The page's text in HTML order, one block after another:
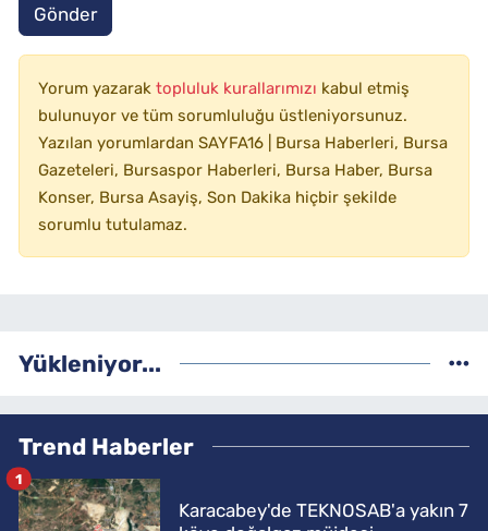
Gönder
Yorum yazarak topluluk kurallarımızı kabul etmiş
bulunuyor ve tüm sorumluluğu üstleniyorsunuz.
Yazılan yorumlardan SAYFA16 | Bursa Haberleri, Bursa
Gazeteleri, Bursaspor Haberleri, Bursa Haber, Bursa
Konser, Bursa Asayiş, Son Dakika hiçbir şekilde
sorumlu tutulamaz.
Yükleniyor...
Trend Haberler
Karacabey'de TEKNOSAB'a yakın 7
1